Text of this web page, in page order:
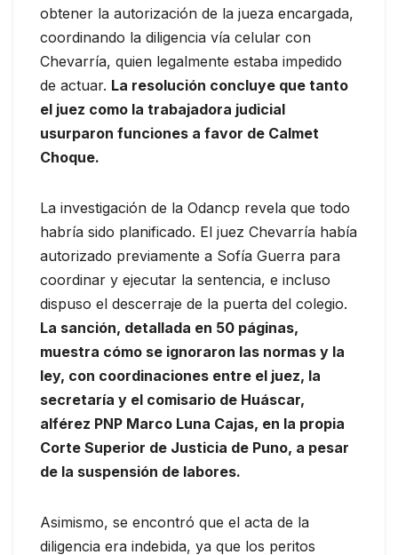
obtener la autorización de la jueza encargada,
coordinando la diligencia vía celular con
Chevarría, quien legalmente estaba impedido
de actuar. La resolución concluye que tanto
el juez como la trabajadora judicial
usurparon funciones a favor de Calmet
Choque.
La investigación de la Odancp revela que todo
habría sido planificado. El juez Chevarría había
autorizado previamente a Sofía Guerra para
coordinar y ejecutar la sentencia, e incluso
dispuso el descerraje de la puerta del colegio.
La sanción, detallada en 50 páginas,
muestra cómo se ignoraron las normas y la
ley, con coordinaciones entre el juez, la
secretaría y el comisario de Huáscar,
alférez PNP Marco Luna Cajas, en la propia
Corte Superior de Justicia de Puno, a pesar
de la suspensión de labores.
Asimismo, se encontró que el acta de la
diligencia era indebida, ya que los peritos